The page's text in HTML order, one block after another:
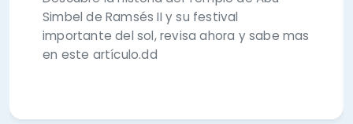
Simbel de Ramsés II y su festival
importante del sol, revisa ahora y sabe mas
en este artículo.dd